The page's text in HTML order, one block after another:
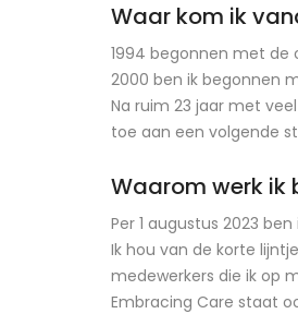
Waar kom ik
1994 begonnen met de
2000 ben ik begonnen
Na ruim 23 jaar met
toe aan een volgende
Waarom werk ik
Per 1 augustus 2023
Ik hou van de korte
medewerkers die ik op
Embracing Care staat